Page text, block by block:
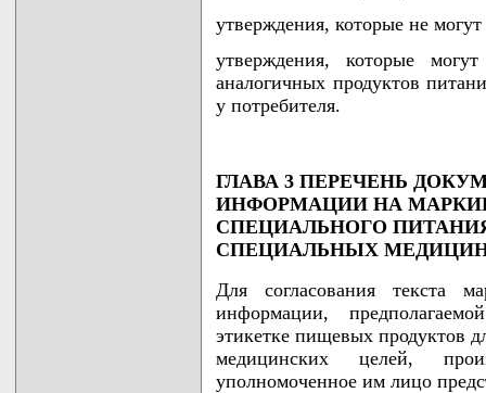
утверждения, которые не
утверждения, которые
аналогичных продуктов
у потребителя.
ГЛАВА 3 ПЕРЕЧЕНЬ
ИНФОРМАЦИИ НА
СПЕЦИАЛЬНОГО
СПЕЦИАЛЬНЫХ
Для согласования текста
информации,
этикетке пищевых продуктов
медицинских целей,
уполномоченное им лицо